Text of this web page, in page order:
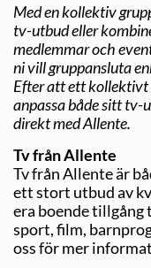
Med en kollektiv
tv-utbud eller
medlemmar och
ni vill gruppansluta
Efter att ett kollektivt
anpassa både sitt tv-
direkt med Allente.
Tv från Allente
Tv från Allente är
ett stort utbud av
era boende tillgång
sport, film,
oss för mer